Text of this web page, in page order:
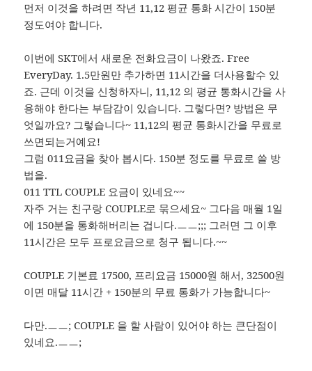
먼저 이것을 하려면 작년 11,12 평균 통화 시간이 150분
정도여야 합니다.
이번에 SKT에서 새로운 전화요금이 나왔죠. Free
EveryDay. 1.5만원만 추가하면 11시간을 더사용할수 있
죠. 근데 이것을 신청하자니, 11,12 의 평균 통화시간을 사
용해야 한다는 부담감이 있습니다. 그렇다면? 방법은 무
엇일까요? 그렇습니다~ 11,12의 평균 통화시간을 무료로
쓰면되는거예요!
그럼 011요금을 찾아 봅시다. 150분 정도를 무료로 쓸 방
법을.
011 TTL COUPLE 요금이 있네요~~
자주 거는 친구랑 COUPLE로 묶으세요~ 그다음 매월 1일
에 150분을 통화해버리는 겁니다.ㅡㅡ;;; 그러면 그 이후
11시간은 모두 프로요금으로 청구 됩니다.~~
COUPLE 기본료 17500, 프리요금 15000원 해서, 32500원
이면 매달 11시간 + 150분의 무료 통화가 가능합니다~
다만.ㅡㅡ; COUPLE 을 할 사람이 있어야 하는 큰단점이
있네요.ㅡㅡ;